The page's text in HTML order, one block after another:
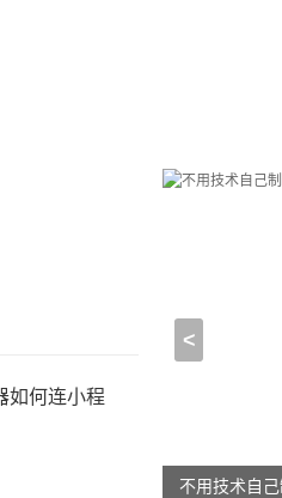
如何连小程
<
不用技术自